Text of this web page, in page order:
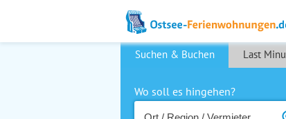
Suchen & Buchen Last
Wo soll es hingehen?